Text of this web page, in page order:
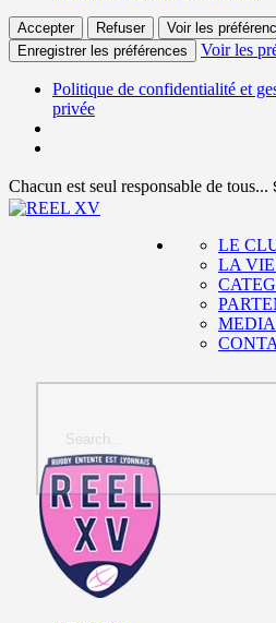
Accepter Refuser
Voir les
Enregistrer les préférences
Voir les
Politique de confidentialité et
privée
Chacun est seul responsable de tous...
LE
LA